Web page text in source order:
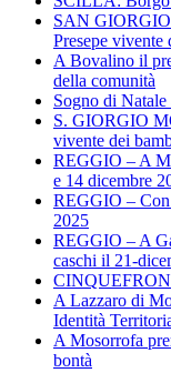
SAN
Presepe vivente
A Bovalino il
della comunità
Sogno di
S. GIORGIO
vivente dei
REGGIO – A
e 14 dicembre
REGGIO –
2025
REGGIO – A
caschi il 21-
A Lazzaro di
Identità
A Mosorrofa
bontà